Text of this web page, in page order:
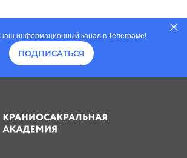
информационный канал в Телеграме!
ПОДПИСАТЬСЯ